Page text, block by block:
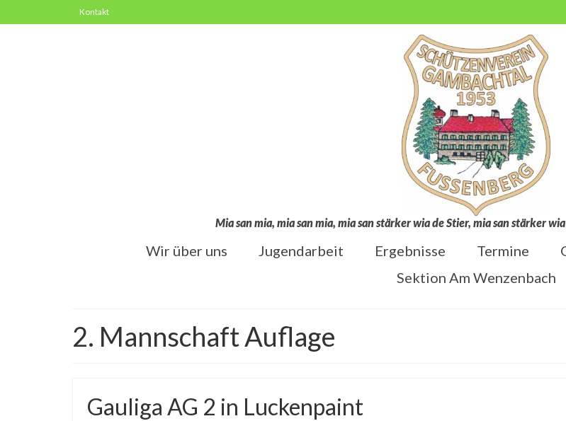
Kontakt
Mia san mia, mia san mia, mia san stärker wia de Stier, mia san stärker
Wir über uns Jugendarbeit Ergebnisse Termine
Sektion Am Wenzenbach
2. Mannschaft Auflage
Gauliga AG 2 in Luckenpaint